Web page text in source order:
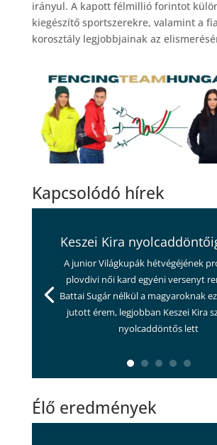
irányul. A kapott félmillió forintot
kiegészítő sportszerekre, valamint a
korosztály legjobbjainak az
Kapcsolódó hírek
Keszei Kira
A junior Világkupák hétvégéjének
plovdivi női kard egyéni versenyt
Battai Sugár nélkül a magyaroknak
jutott érem, legjobban Keszei Kira
nyolcaddöntős lett
Élő eredmények